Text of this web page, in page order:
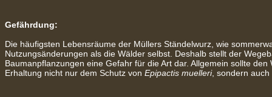
Gefährdung:
Die häufigsten Lebensräume der Müllers Ständelwurz, wie
Nutzungsänderungen als die Wälder selbst. Deshalb stellt der
Baumanpflanzungen eine Gefahr für die Art dar. Allgemein sollte
Erhaltung nicht nur dem Schutz von Epipactis muelleri, sondern